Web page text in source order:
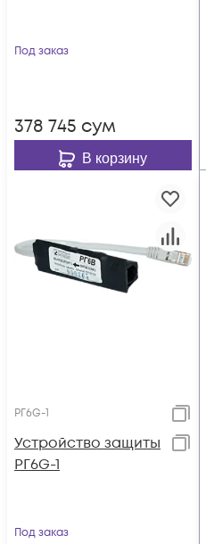
Под заказ
378 745 сум
В корзину
РГ6G-1
Устройство защиты
РГ6G-1
Под заказ